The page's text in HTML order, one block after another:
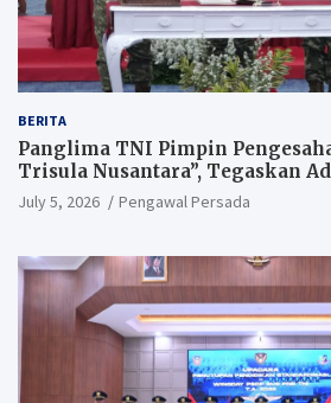
BERITA
Panglima TNI Pimpin
Trisula Nusantara”, Tegaskan
Perang Modern
July 5, 2026 Pengawal Persada